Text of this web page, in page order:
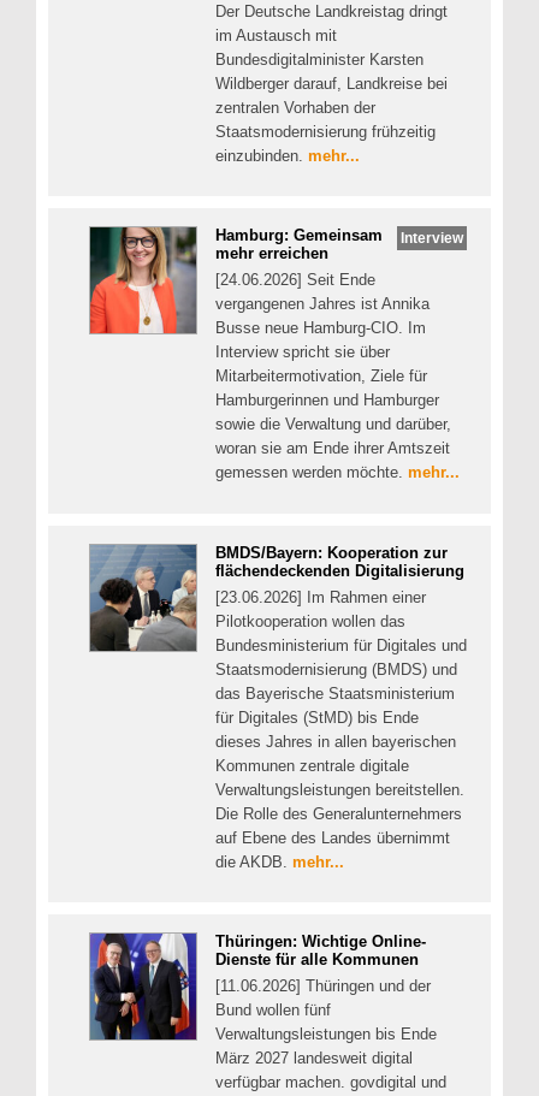
Der Deutsche Landkreistag dringt
im Austausch mit
Bundesdigitalminister Karsten
Wildberger darauf, Landkreise bei
zentralen Vorhaben der
Staatsmodernisierung frühzeitig
einzubinden. mehr...
Interview
Hamburg: Gemeinsam
mehr erreichen
[24.06.2026] Seit Ende
vergangenen Jahres ist Annika
Busse neue Hamburg-CIO. Im
Interview spricht sie über
Mitarbeitermotivation, Ziele für
Hamburgerinnen und Hamburger
sowie die Verwaltung und darüber,
woran sie am Ende ihrer Amtszeit
gemessen werden möchte. mehr...
BMDS/Bayern: Kooperation zur
flächendeckenden Digitalisierung
[23.06.2026] Im Rahmen einer
Pilotkooperation wollen das
Bundesministerium für Digitales und
Staatsmodernisierung (BMDS) und
das Bayerische Staatsministerium
für Digitales (StMD) bis Ende
dieses Jahres in allen bayerischen
Kommunen zentrale digitale
Verwaltungsleistungen bereitstellen.
Die Rolle des Generalunternehmers
auf Ebene des Landes übernimmt
die AKDB. mehr...
Thüringen: Wichtige Online-
Dienste für alle Kommunen
[11.06.2026] Thüringen und der
Bund wollen fünf
Verwaltungsleistungen bis Ende
März 2027 landesweit digital
verfügbar machen. govdigital und